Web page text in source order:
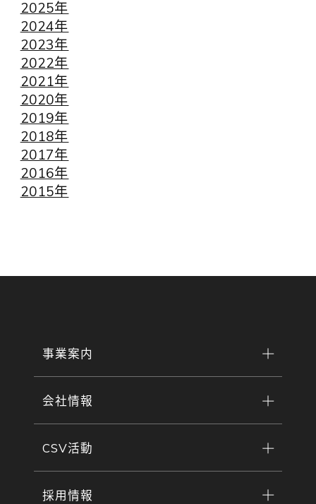
2025年
2024年
2023年
2022年
2021年
2020年
2019年
2018年
2017年
2016年
2015年
事業案内
会社情報
CSV活動
採用情報